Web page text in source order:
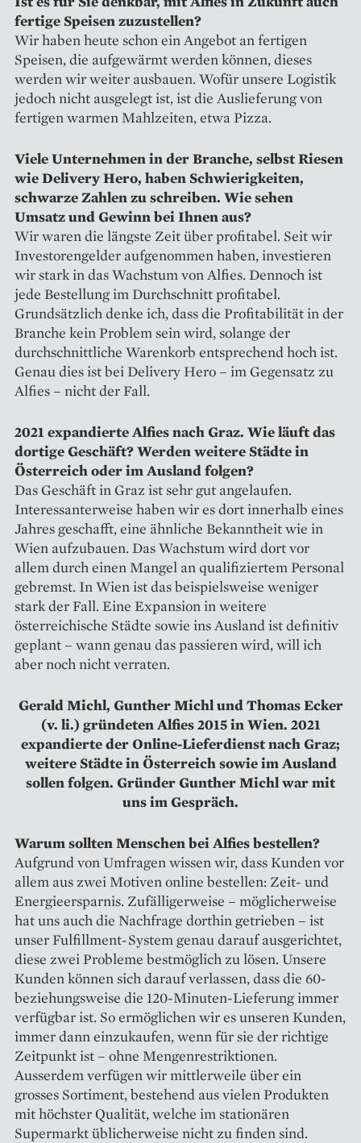
fertige Speisen zuzustellen?
Wir haben heute schon ein Angebot an fertigen
Speisen, die aufgewärmt werden können, dieses
werden wir weiter ausbauen. Wofür unsere Logistik
jedoch nicht ausgelegt ist, ist die Auslieferung von
fertigen warmen Mahlzeiten, etwa Pizza.
Viele Unternehmen in der Branche, selbst Riesen
wie Delivery Hero, haben Schwierigkeiten,
schwarze Zahlen zu schreiben. Wie sehen
Umsatz und Gewinn bei Ihnen aus?
Wir waren die längste Zeit über profitabel. Seit wir
Investorengelder aufgenommen haben, investieren
wir stark in das Wachstum von Alfies. Dennoch ist
jede Bestellung im Durchschnitt profitabel.
Grundsätzlich denke ich, dass die Profitabilität in der
Branche kein Problem sein wird, solange der
durchschnittliche Warenkorb entsprechend hoch ist.
Genau dies ist bei Delivery Hero – im Gegensatz zu
Alfies – nicht der Fall.
2021 expandierte Alfies nach Graz. Wie läuft das
dortige Geschäft? Werden weitere Städte in
Österreich oder im Ausland folgen?
Das Geschäft in Graz ist sehr gut angelaufen.
Interessanterweise haben wir es dort innerhalb eines
Jahres geschafft, eine ähnliche Bekanntheit wie in
Wien aufzubauen. Das Wachstum wird dort vor
allem durch einen Mangel an qualifiziertem Personal
gebremst. In Wien ist das beispielsweise weniger
stark der Fall. Eine Expansion in weitere
österreichische Städte sowie ins Ausland ist definitiv
geplant – wann genau das passieren wird, will ich
aber noch nicht verraten.
Gerald Michl, Gunther Michl und Thomas Ecker
(v. li.) gründeten Alfies 2015 in Wien. 2021
expandierte der Online-Lieferdienst nach Graz;
weitere Städte in Österreich sowie im Ausland
sollen folgen. Gründer Gunther Michl war mit
uns im Gespräch.
Warum sollten Menschen bei Alfies bestellen?
Aufgrund von Umfragen wissen wir, dass Kunden vor
allem aus zwei Motiven online bestellen: Zeit- und
Energieersparnis. ­Zufälligerweise – möglicherweise
hat uns auch die Nachfrage dorthin getrieben – ist
unser Fulfillment-System genau darauf ausgerichtet,
diese zwei Probleme bestmöglich zu lösen. Unsere
Kunden können sich da­rauf verlassen, dass die 60-
beziehungsweise die 120-Minuten-Lieferung immer
verfügbar ist. So ermöglichen wir es unseren Kunden,
immer dann einzukaufen, wenn für sie der richtige
Zeitpunkt ist – ohne Mengenrestriktionen.
Ausserdem verfügen wir mittlerweile über ein
grosses Sortiment, bestehend aus vielen Produkten
mit höchster Qualität, welche im stationären
Supermarkt üb­licherweise nicht zu finden sind.